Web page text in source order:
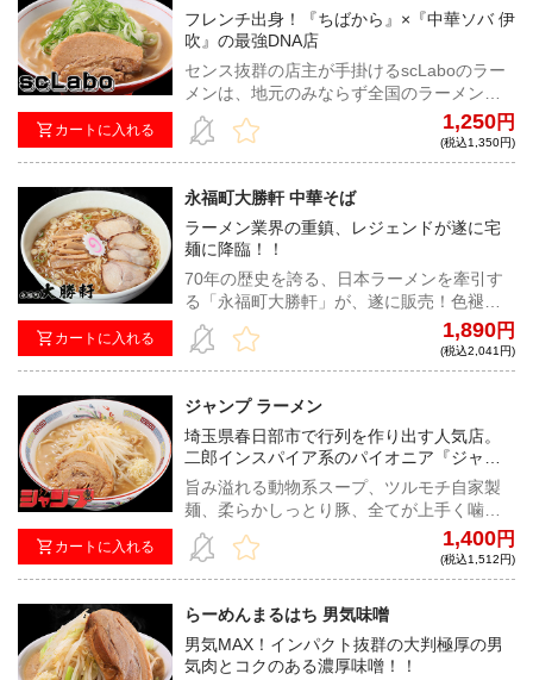
カートに入れる
フレンチ出身！『ちばから』×『中華ソバ 伊
吹』の最強DNA店
センス抜群の店主が手掛けるscLaboのラー
メンは、地元のみならず全国のラーメンフ
ァンからの厚い支持を受ける。今回は、煮
干しでもG系でもなく、ド豚骨ラーメンで勝
負！濃度、粘度、パンチ力ともに抜群で必
1,250円
(税込1,350円)
カートに入れる
永福町大勝軒 中華そば
ラーメン業界の重鎮、レジェンドが遂に宅
麺に降臨！！
70年の歴史を誇る、日本ラーメンを牽引す
る「永福町大勝軒」が、遂に販売！色褪せ
ない煮干し中華そばの深みある味わいは、
オールドファンからも若い世代からも厚い
支持を受けている。
1,890円
(税込2,041円)
カートに入れる
ジャンプ ラーメン
埼玉県春日部市で行列を作り出す人気店。
二郎インスパイア系のパイオニア『ジャン
プ』が宅麺降臨！！
旨み溢れる動物系スープ、ツルモチ自家製
麺、柔らかしっとり豚、全てが上手く噛み
合ったバランス抜群の超ハイレベルな二郎
系インスパイア！
1,400円
(税込1,512円)
らーめんまるはち 男気味噌
男気MAX！インパクト抜群の大判極厚の男
気肉とコクのある濃厚味噌！！